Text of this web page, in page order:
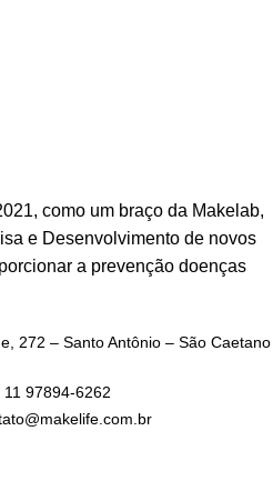
como um braço da Makelab,
e Desenvolvimento de novos
a prevenção doenças
272 – Santo Antônio – São Caetano
97894-6262